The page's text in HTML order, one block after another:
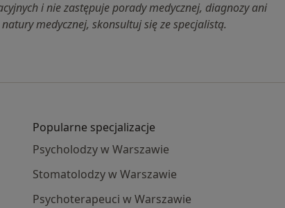
i nie zastępuje porady medycznej, diagnozy ani
medycznej, skonsultuj się ze specjalistą.
Popularne specjalizacje
Psycholodzy w Warszawie
Stomatolodzy w Warszawie
Psychoterapeuci w Warszawie